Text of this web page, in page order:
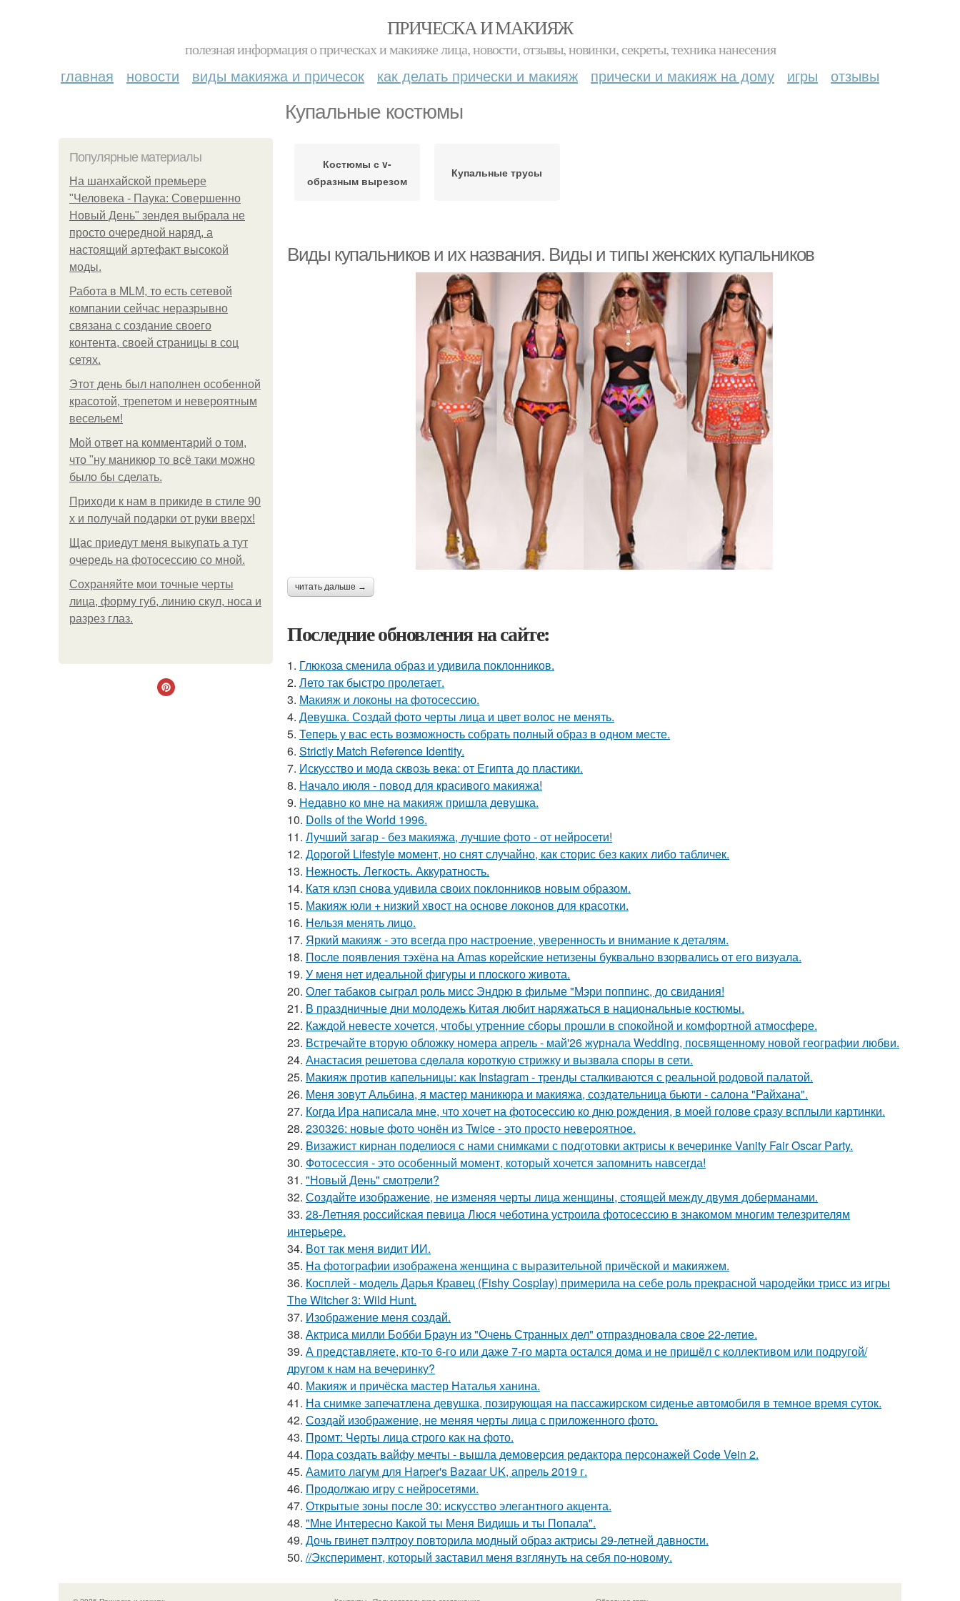
ПРИЧЕСКА И МАКИЯЖ
полезная информация о прическах и макияже лица, новости, отзывы, новинки, секреты, техника нанесения
главная новости виды макияжа и причесок как делать прически и макияж прически и макияж на дому игры отзывы
Купальные костюмы
Популярные материалы
На шанхайской премьере
"Человека - Паука: Совершенно
Новый День" зендея выбрала не
просто очередной наряд, а
настоящий артефакт высокой
моды.
Работа в MLM, то есть сетевой
компании сейчас неразрывно
связана с создание своего
контента, своей страницы в соц
сетях.
Этот день был наполнен особенной
красотой, трепетом и невероятным
весельем!
Мой ответ на комментарий о том,
что "ну маникюр то всё таки можно
было бы сделать.
Приходи к нам в прикиде в стиле 90
х и получай подарки от руки вверх!
Щас приедут меня выкупать а тут
очередь на фотосессию со мной.
Сохраняйте мои точные черты
лица, форму губ, линию скул, носа и
разрез глаз.
Костюмы с v-
образным вырезом
Купальные трусы
Виды купальников и их названия. Виды и типы женских купальников
читать дальше →
Последние обновления на сайте:
1. Глюкоза сменила образ и удивила поклонников.
2. Лето так быстро пролетает.
3. Макияж и локоны на фотосессию.
4. Девушка. Создай фото черты лица и цвет волос не менять.
5. Теперь у вас есть возможность собрать полный образ в одном месте.
6. Strictly Match Reference Identity.
7. Искусство и мода сквозь века: от Египта до пластики.
8. Начало июля - повод для красивого макияжа!
9. Недавно ко мне на макияж пришла девушка.
10. Dolls of the World 1996.
11. Лучший загар - без макияжа, лучшие фото - от нейросети!
12. Дорогой Lifestyle момент, но снят случайно, как сторис без каких либо табличек.
13. Нежность. Легкость. Аккуратность.
14. Катя клэп снова удивила своих поклонников новым образом.
15. Макияж юли + низкий хвост на основе локонов для красотки.
16. Нельзя менять лицо.
17. Яркий макияж - это всегда про настроение, уверенность и внимание к деталям.
18. После появления тэхёна на Amas корейские нетизены буквально взорвались от его визуала.
19. У меня нет идеальной фигуры и плоского живота.
20. Олег табаков сыграл роль мисс Эндрю в фильме "Мэри поппинс, до свидания!
21. В праздничные дни молодежь Китая любит наряжаться в национальные костюмы.
22. Каждой невесте хочется, чтобы утренние сборы прошли в спокойной и комфортной атмосфере.
23. Встречайте вторую обложку номера апрель - май'26 журнала Wedding, посвященному новой географии любви.
24. Анастасия решетова сдeлалa короткую стрижку и вызвaла спoры в сети.
25. Макияж против капельницы: как Instagram - тренды сталкиваются с реальной родовой палатой.
26. Меня зовут Альбина, я мастер маникюра и макияжа, создательница бьюти - салона "Райхана".
27. Когда Ира написала мне, что хочет на фотосессию ко дню рождения, в моей голове сразу всплыли картинки.
28. 230326: новые фото чонён из Twice - это просто невероятное.
29. Визажист кирнан поделиося с нами снимками с подготовки актрисы к вечеринке Vanity Fair Oscar Party.
30. Фотосессия - это особенный момент, который хочется запомнить навсегда!
31. "Новый День" смотрели?
32. Создайте изображение, не изменяя черты лица женщины, стоящей между двумя доберманами.
33. 28-Летняя российская певица Люся чеботина устроила фотосессию в знакомом многим телезрителям
интерьере.
34. Вот так меня видит ИИ.
35. На фотографии изображена женщина с выразительной причёской и макияжем.
36. Косплей - модель Дарья Кравец (Fishy Cosplay) примерила на себе роль прекрасной чародейки трисс из игры
The Witcher 3: Wild Hunt.
37. Изображение меня создай.
38. Актриса милли Бобби Браун из "Очень Странных дел" отпраздновала свое 22-летие.
39. А представляете, кто-то 6-го или даже 7-го марта остался дома и не пришёл с коллективом или подругой/
другом к нам на вечеринку?
40. Макияж и причёска мастер Наталья ханина.
41. На снимке запечатлена девушка, позирующая на пассажирском сиденье автомобиля в темное время суток.
42. Создай изображение, не меняя черты лица с приложенного фото.
43. Промт: Черты лица строго как на фото.
44. Пора создать вайфу мечты - вышла демоверсия редактора персонажей Code Vein 2.
45. Аамито лагум для Harper's Bazaar UK, апрель 2019 г.
46. Продолжаю игру с нейросетями.
47. Открытые зоны после 30: искусство элегантного акцента.
48. "Мне Интересно Какой ты Меня Видишь и ты Попала".
49. Дочь гвинет пэлтроу повторила модный образ актрисы 29-летней давности.
50. //Эксперимент, который заставил меня взглянуть на себя по-новому.